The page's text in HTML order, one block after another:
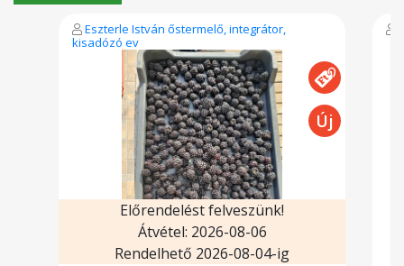
Eszterle István őstermelő, integrátor,
kisadózó ev
Előrendelést felveszünk!
Átvétel: 2026-08-06
Rendelhető 2026-08-04-ig